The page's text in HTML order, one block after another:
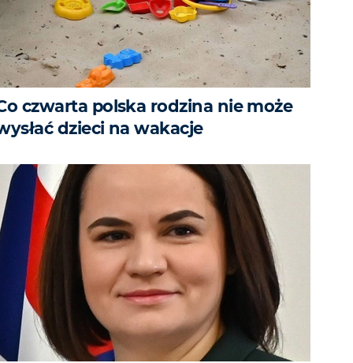
czwarta polska rodzina nie może
dzieci na wakacje